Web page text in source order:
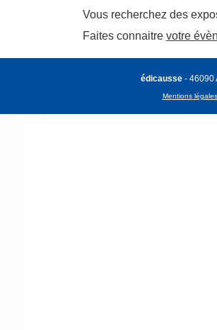
Vous recherchez des
Faites connaitre votre
édicausse - 46090
Mentions légales